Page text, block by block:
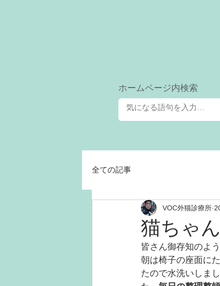
​ホームページ内検索
全ての記事
猫ちゃ
VOC外猫診療所
皆さん御存知のよ
朝は椅子の座面に
たので水洗いしま